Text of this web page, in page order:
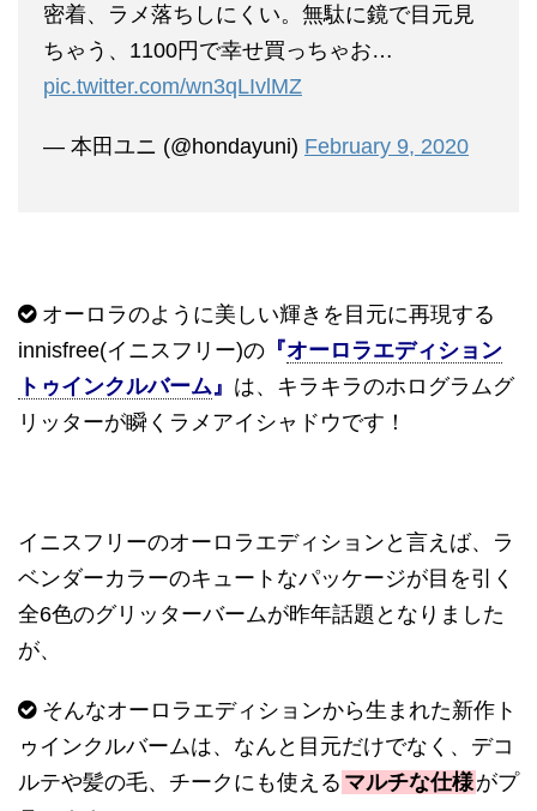
密着、ラメ落ちしにくい。無駄に鏡で目元見
ちゃう、1100円で幸せ買っちゃお…
pic.twitter.com/wn3qLIvlMZ
— 本田ユニ (@hondayuni) February 9, 2020
オーロラのように美しい輝きを目元に再現する
innisfree(イニスフリー)の 『オーロラエディション
トゥインクルバーム 』 は、キラキラのホログラムグ
リッターが瞬くラメアイシャドウです！
イニスフリーのオーロラエディションと言えば、ラ
ベンダーカラーのキュートなパッケージが目を引く
全6色のグリッターバームが昨年話題となりました
が、
そんなオーロラエディションから生まれた新作ト
ゥインクルバームは、なんと目元だけでなく、デコ
ルテや髪の毛、チークにも使える マルチな仕様がプ